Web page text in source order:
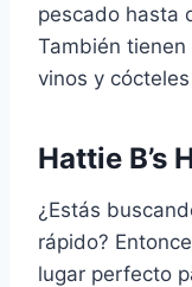
pescado hasta
También
vinos y
Hattie B’s
¿Estás
rápido?
lugar perfecto